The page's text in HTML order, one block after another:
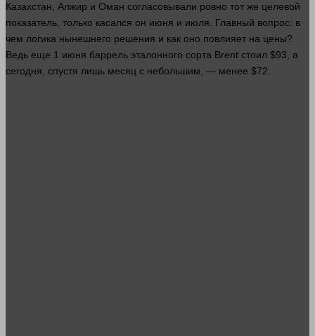
Казахстан, Алжир и Оман согласовывали ровно тот же целевой
показатель, только касался он июня и июля. Главный вопрос: в
чем логика нынешнего решения и как оно повлияет на цены?
Ведь еще 1 июня баррель эталонного сорта Brent стоил $93, а
сегодня, спустя лишь месяц с небольшим, — менее $72.